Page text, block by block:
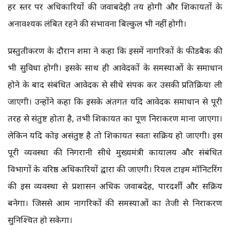
हर स्तर पर अधिकारियों की जवाबदेही तय होगी और शिकायतों के
अनावश्यक लंबित रहने की संभावना बिल्कुल भी नहीं होगी।
प्रस्तुतीकरण के दौरान शर्मा ने कहा कि इसमें नागरिकों के फीडबैक की
भी सुविधा होगी। इसके साथ ही आवेदकों के समस्याओं के समाधान
होने के बाद संबंधित आवेदक से सीधे संपर्क कर उसकी प्रतिक्रिया ली
जाएगी। उन्होंने कहा कि इसके अंतर्गत यदि आवेदक समाधान से पूरी
तरह से संतुष्ट होता है, तभी शिकायत का पूर्ण निराकरण माना जाएगा।
लेकिन यदि कोई असंतुष्ट है तो शिकायत स्वतः सक्रिय हो जाएगी। इस
पूरी व्यवस्था की निगरानी सीधे मुख्यमंत्री कार्यालय और संबंधित
विभागों के वरिष्ठ अधिकारियों द्वारा की जाएगी। रियल टाइम मॉनिटरिंग
की इस व्यवस्था से प्रशासन अधिक जवाबदेह, पारदर्शी और सक्रिय
बनेगा। जिससे आम नागरिकों की समस्याओं का तेजी से निराकरण
सुनिश्चित हो सकेगा।